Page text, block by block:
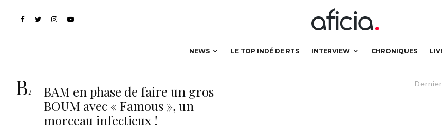
NEWS LE TOP INDÉ DE RTS INTERVIEW CHRONIQUES
Dernier
BAMBAM en phase de faire un gros
BOUM avec « Famous », un
morceau infectieux !